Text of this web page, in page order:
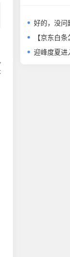
好的，没问题。作为资深内
【京东白
迎峰度夏进入